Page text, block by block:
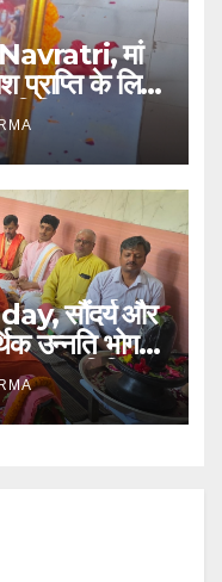
मां
प्राप्ति के लिए
महाराज
सौंदर्य और
उन्नति भोग
गिरि